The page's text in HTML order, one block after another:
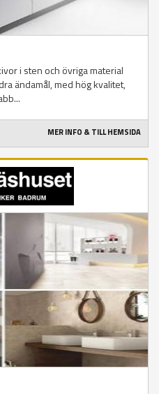
i sten och övriga material
ändamål, med hög kvalitet,
MER INFO & TILL HEMSIDA